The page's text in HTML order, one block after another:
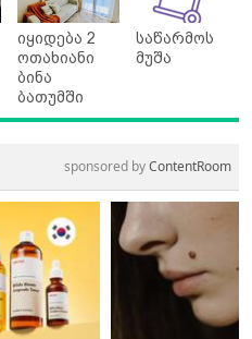
იყიდება 2
ოთახიანი
ბინა
ბათუმში
საწარმოს
მუშა
sponsored byContentRoom